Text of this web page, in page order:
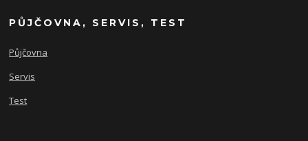
PŮJČOVNA, SERVIS, TEST
Půjčovna
Servis
Test